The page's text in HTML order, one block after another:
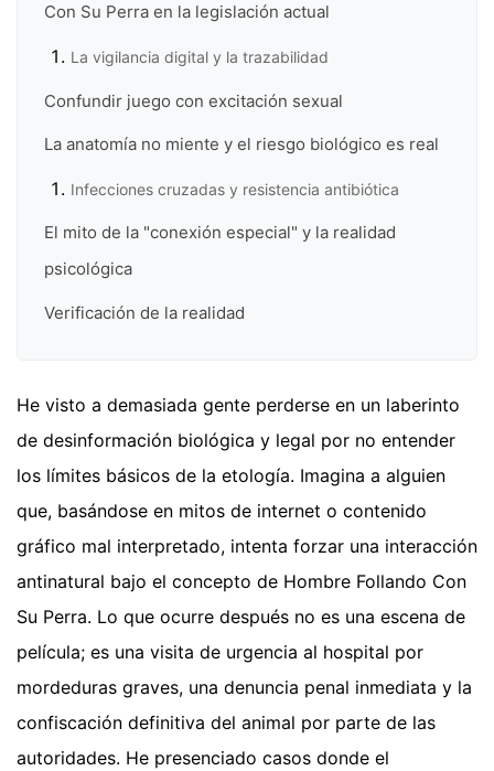
Con Su Perra en la legislación actual
La vigilancia digital y la trazabilidad
Confundir juego con excitación sexual
La anatomía no miente y el riesgo biológico es real
Infecciones cruzadas y resistencia antibiótica
El mito de la "conexión especial" y la realidad
psicológica
Verificación de la realidad
He visto a demasiada gente perderse en un laberinto
de desinformación biológica y legal por no entender
los límites básicos de la etología. Imagina a alguien
que, basándose en mitos de internet o contenido
gráfico mal interpretado, intenta forzar una interacción
antinatural bajo el concepto de Hombre Follando Con
Su Perra. Lo que ocurre después no es una escena de
película; es una visita de urgencia al hospital por
mordeduras graves, una denuncia penal inmediata y la
confiscación definitiva del animal por parte de las
autoridades. He presenciado casos donde el